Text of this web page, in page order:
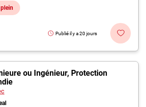
Publié il y a 20 jours
ou Ingénieur, Protection